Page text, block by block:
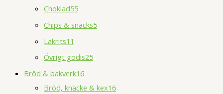
Choklad55
Chips & snacks5
Lakrits11
Övrigt godis25
Bröd & bakverk16
Bröd, knäcke & kex16